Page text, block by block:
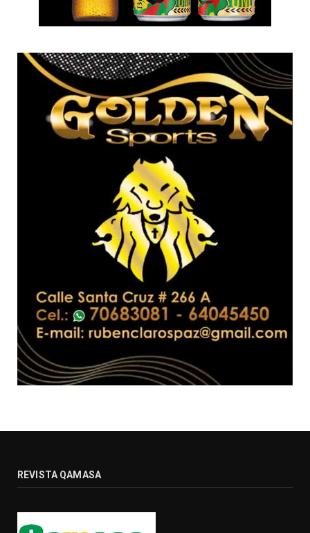
REVISTA QAMASA